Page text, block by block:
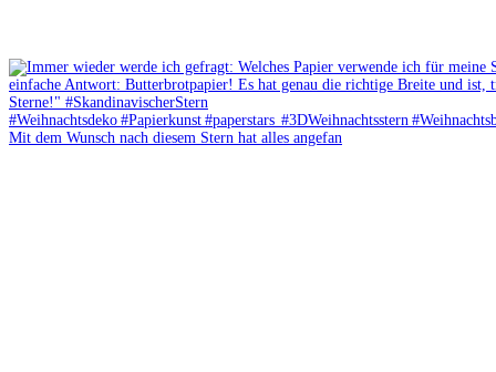
Mit dem Wunsch nach diesem Stern hat alles angefan